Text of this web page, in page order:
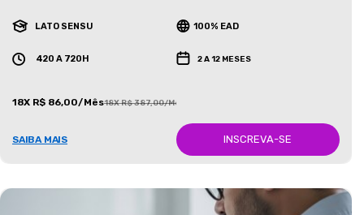
LATO SENSU 100% EAD
420 A 720H 2 A 12 MESES
18X R$ 86,00/Mês18X R$ 387,00/Mês
SAIBA MAIS INSCREVA-SE